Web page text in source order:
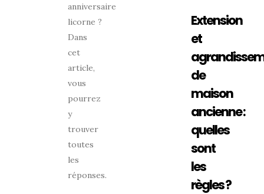
anniversaire
licorne ?
Dans
cet
article,
vous
pourrez
y
trouver
toutes
les
réponses.
Extension
et
de
maison
ancienne :
quelles
sont
les
règles ?